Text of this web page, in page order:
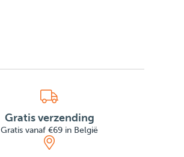
Gratis verzending
Gratis vanaf €69 in België